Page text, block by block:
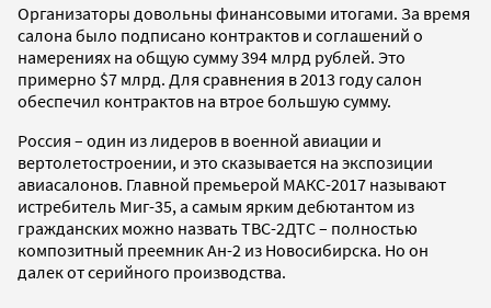
Организаторы довольны финансовыми итогами. За время
салона было подписано контрактов и соглашений о
намерениях на общую сумму 394 млрд рублей. Это
примерно $7 млрд. Для сравнения в 2013 году салон
обеспечил контрактов на втрое большую сумму.
Россия – один из лидеров в военной авиации и
вертолетостроении, и это сказывается на экспозиции
авиасалонов. Главной премьерой МАКС-2017 называют
истребитель Миг-35, а самым ярким дебютантом из
гражданских можно назвать ТВС-2ДТС – полностью
композитный преемник Ан-2 из Новосибирска. Но он
далек от серийного производства.